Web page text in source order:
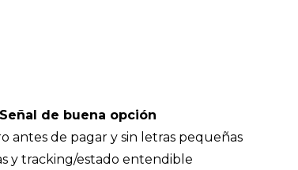
Señal de buena opción
antes de pagar y sin letras pequeñas
y tracking/estado entendible